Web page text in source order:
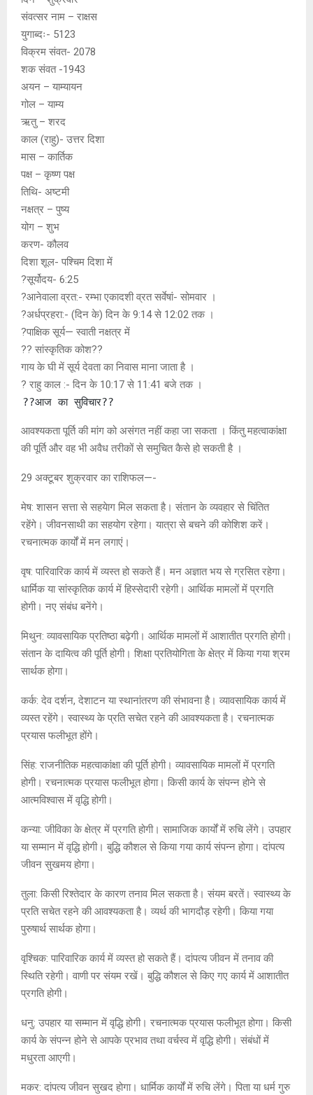
p
p
o
k
संवत्सर नाम – राक्षस
युगाब्दः- 5123
विक्रम संवत- 2078
शक संवत -1943
अयन – याम्यायन
गोल – याम्य
ऋतु – शरद
काल (राहु)- उत्तर दिशा
मास – कार्तिक
पक्ष – कृष्ण पक्ष
तिथि- अष्टमी
नक्षत्र – पुष्य
योग – शुभ
करण- कौलव
दिशा शूल- पश्चिम दिशा में
?सूर्योदय- 6:25
?आनेवाला व्रत:- रम्भा एकादशी व्रत सर्वेषां- सोमवार ।
?अर्धप्रहरा:- (दिन के) दिन के 9:14 से 12:02 तक ।
?पाक्षिक सूर्य— स्वाती नक्षत्र में
?? सांस्कृतिक कोश??
गाय के घी में सूर्य देवता का निवास माना जाता है ।
? राहु काल :- दिन के 10:17 से 11:41 बजे तक ।
??आज का सुविचार??
आवश्यकता पूर्ति की मांग को असंगत नहीं कहा जा सकता । किंतु महत्वाकांक्षा
की पूर्ति और वह भी अवैध तरीकों से समुचित कैसे हो सकती है ।
29 अक्टूबर शुक्रवार का राशिफल—-
मेष: शासन सत्ता से सहयेाग मिल सकता है। संतान के व्यवहार से चिंतित
रहेंगे। जीवनसाथी का सहयोग रहेगा। यात्रा से बचने की कोशिश करें।
रचनात्मक कार्यों में मन लगाएं।
वृष: पारिवारिक कार्य में व्यस्त हो सकते हैं। मन अज्ञात भय से ग्रसित रहेगा।
धार्मिक या सांस्कृतिक कार्य में हिस्सेदारी रहेगी। आर्थिक मामलों में प्रगति
होगी। नए संबंध बनेंगे।
मिथुन: व्यावसायिक प्रतिष्ठा बढ़ेगी। आर्थिक मामलों में आशातीत प्रगति होगी।
संतान के दायित्व की पूर्ति होगी। शिक्षा प्रतियोगिता के क्षेत्र में किया गया श्रम
सार्थक होगा।
कर्क: देव दर्शन, देशाटन या स्थानांतरण की संभावना है। व्यावसायिक कार्य में
व्यस्त रहेंगे। स्वास्थ्य के प्रति सचेत रहने की आवश्यकता है। रचनात्मक
प्रयास फलीभूत होंगे।
सिंह: राजनीतिक महत्वाकांक्षा की पूर्ति होगी। व्यावसायिक मामलों में प्रगति
होगी। रचनात्मक प्रयास फलीभूत होगा। किसी कार्य के संपन्न होने से
आत्मविश्वास में वृद्धि होगी।
कन्या: जीविका के क्षेत्र में प्रगति होगी। सामाजिक कार्यों में रुचि लेंगे। उपहार
या सम्मान में वृद्धि होगी। बुद्धि कौशल से किया गया कार्य संपन्न होगा। दांपत्य
जीवन सुखमय होगा।
तुला: किसी रिश्तेदार के कारण तनाव मिल सकता है। संयम बरतें। स्वास्थ्य के
प्रति सचेत रहने की आवश्यकता है। व्यर्थ की भागदौड़ रहेगी। किया गया
पुरुषार्थ सार्थक होगा।
वृश्चिक: पारिवारिक कार्य में व्यस्त हो सकते हैं। दांपत्य जीवन में तनाव की
स्थिति रहेगी। वाणी पर संयम रखें। बुद्धि कौशल से किए गए कार्य में आशातीत
प्रगति होगी।
धनु: उपहार या सम्मान में वृद्धि होगी। रचनात्मक प्रयास फलीभूत होगा। किसी
कार्य के संपन्न होने से आपके प्रभाव तथा वर्चस्व में वृद्धि होगी। संबंधों में
मधुरता आएगी।
मकर: दांपत्य जीवन सुखद होगा। धार्मिक कार्यों में रुचि लेंगे। पिता या धर्म गुरु